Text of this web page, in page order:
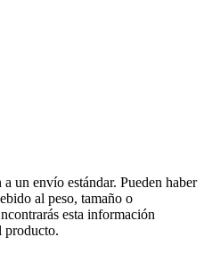
un envío estándar. Pueden haber
al peso, tamaño o
esta información
producto.